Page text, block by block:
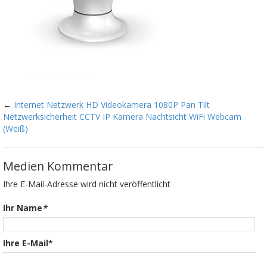
← Internet Netzwerk HD Videokamera 1080P Pan Tilt
Netzwerksicherheit CCTV IP Kamera Nachtsicht WiFi Webcam
(Weiß)
Medien Kommentar
Ihre E-Mail-Adresse wird nicht veröffentlicht
Ihr Name*
Ihre E-Mail*